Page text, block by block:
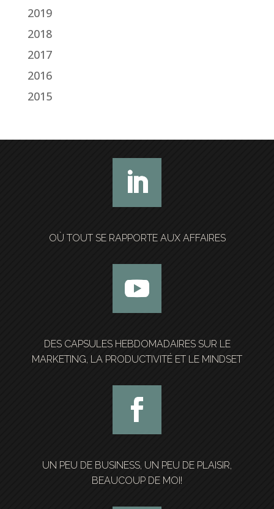
2019
2018
2017
2016
2015
OÙ TOUT SE RAPPORTE AUX AFFAIRES
DES CAPSULES HEBDOMADAIRES SUR LE
MARKETING, LA PRODUCTIVITÉ ET LE MINDSET
UN PEU DE BUSINESS, UN PEU DE PLAISIR,
BEAUCOUP DE MOI!